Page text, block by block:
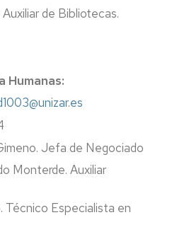
de Bibliotecas.
Humanas:
Jefa de Negociado
Monterde. Auxiliar
Técnico Especialista en